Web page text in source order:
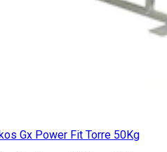
Gx Power Fit Torre 50Kg